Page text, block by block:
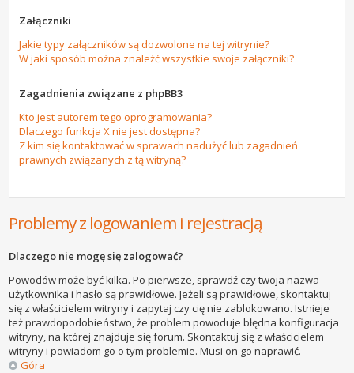
Załączniki
Jakie typy załączników są dozwolone na tej witrynie?
W jaki sposób można znaleźć wszystkie swoje załączniki?
Zagadnienia związane z phpBB3
Kto jest autorem tego oprogramowania?
Dlaczego funkcja X nie jest dostępna?
Z kim się kontaktować w sprawach nadużyć lub zagadnień
prawnych związanych z tą witryną?
Problemy z logowaniem i rejestracją
Dlaczego nie mogę się zalogować?
Powodów może być kilka. Po pierwsze, sprawdź czy twoja nazwa
użytkownika i hasło są prawidłowe. Jeżeli są prawidłowe, skontaktuj
się z właścicielem witryny i zapytaj czy cię nie zablokowano. Istnieje
też prawdopodobieństwo, że problem powoduje błędna konfiguracja
witryny, na której znajduje się forum. Skontaktuj się z właścicielem
witryny i powiadom go o tym problemie. Musi on go naprawić.
Góra